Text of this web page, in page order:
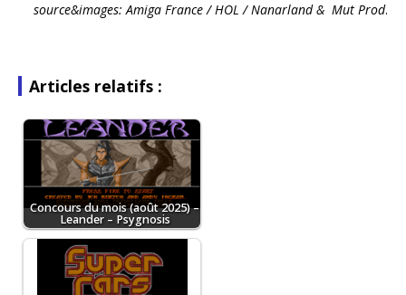
source&images: Amiga France / HOL / Nanarland & Mut Prod.
Articles relatifs :
Concours du mois (août 2025) –
Leander – Psygnosis